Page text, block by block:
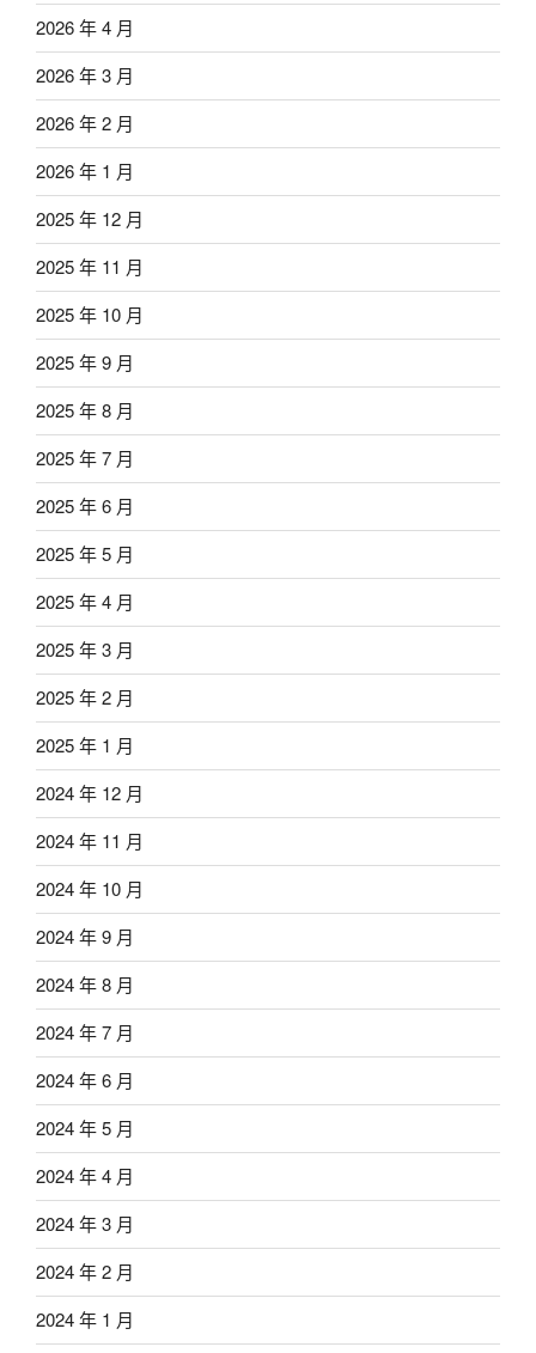
2026 年 4 月
2026 年 3 月
2026 年 2 月
2026 年 1 月
2025 年 12 月
2025 年 11 月
2025 年 10 月
2025 年 9 月
2025 年 8 月
2025 年 7 月
2025 年 6 月
2025 年 5 月
2025 年 4 月
2025 年 3 月
2025 年 2 月
2025 年 1 月
2024 年 12 月
2024 年 11 月
2024 年 10 月
2024 年 9 月
2024 年 8 月
2024 年 7 月
2024 年 6 月
2024 年 5 月
2024 年 4 月
2024 年 3 月
2024 年 2 月
2024 年 1 月